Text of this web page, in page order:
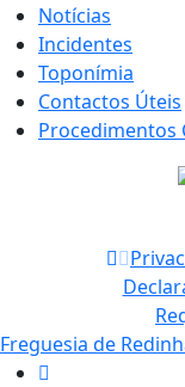
Notícias
Incidentes
Toponímia
Contactos Úteis
Procedimentos
Freguesia de